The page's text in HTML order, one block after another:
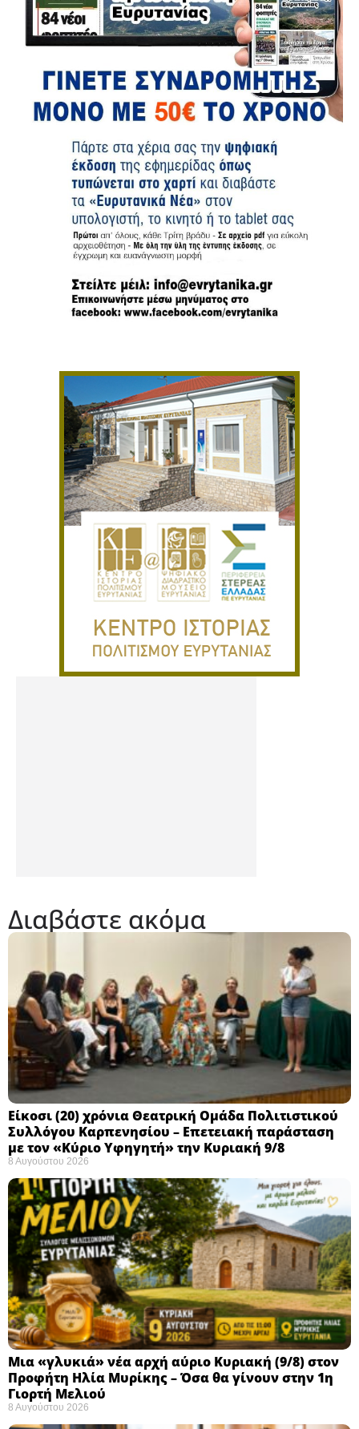
Διαβάστε ακόμα
Eίκοσι (20) χρόνια Θεατρική Ομάδα Πολιτιστικού
Συλλόγου Καρπενησίου – Επετειακή παράσταση
με τον «Κύριο Υφηγητή» την Κυριακή 9/8
8 Αυγούστου 2026
Μια «γλυκιά» νέα αρχή αύριο Κυριακή (9/8) στον
Προφήτη Ηλία Μυρίκης – Όσα θα γίνουν στην 1η
Γιορτή Μελιού
8 Αυγούστου 2026